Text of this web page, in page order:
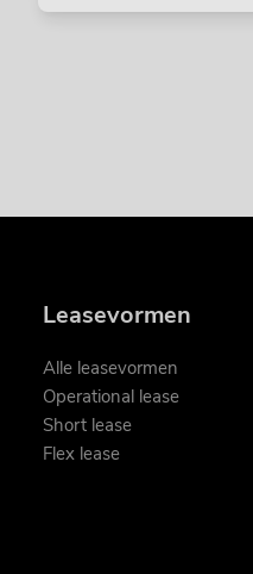
Leasevormen
Alle leasevormen
Operational lease
Short lease
Flex lease